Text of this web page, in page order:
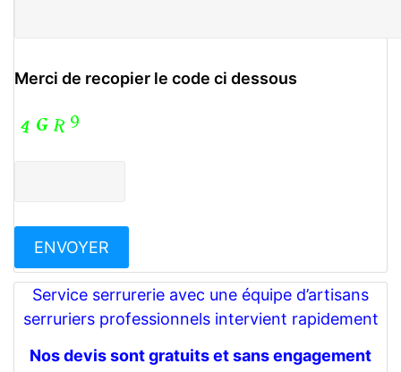
Merci de recopier le code ci dessous
Service serrurerie avec une équipe d’artisans
serruriers professionnels intervient rapidement
Nos devis sont gratuits et sans engagement